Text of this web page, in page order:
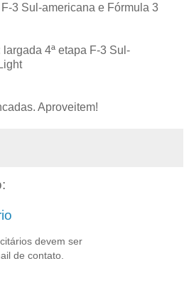
3 Sul-americana e Fórmula 3
largada 4ª etapa F-3 Sul-
Aproveitem!
devem ser
de contato.